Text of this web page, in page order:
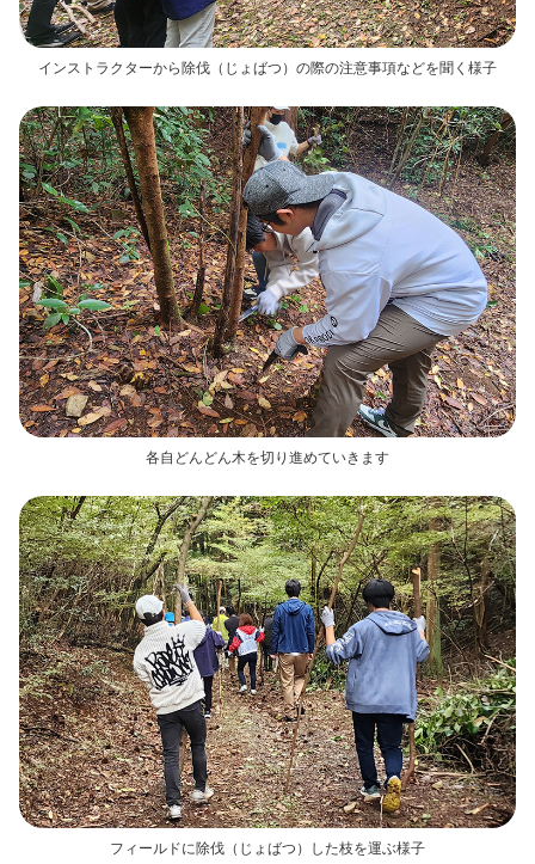
インストラクターから除伐（じょばつ）の際の注意事項などを聞く様子
各自どんどん木を切り進めていきます
フィールドに除伐（じょばつ）した枝を運ぶ様子